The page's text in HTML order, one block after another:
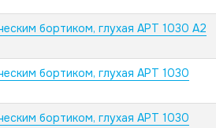
бортиком, глухая АРТ 1030 А2
бортиком, глухая АРТ 1030
бортиком, глухая АРТ 1030